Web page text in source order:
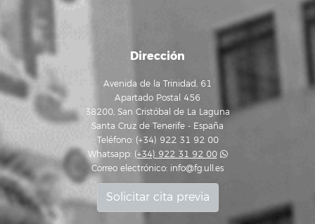
Dirección
Avenida de la Trinidad, 61
Apartado Postal 456
38200, San Cristóbal de La Laguna
Santa Cruz de Tenerife - España
Teléfono: (+34) 922 31 92 00
Whatsapp: (+34) 922 31 92 00
Correo electrónico: info@fg.ull.es
Solicitar cita previa